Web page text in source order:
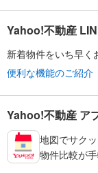
Yahoo!不動産
新着物件をいち早く
便利な機能のご紹介
Yahoo!不動産 ア
地図でサク
物件比較が